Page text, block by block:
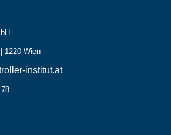
1220 Wien
institut.at